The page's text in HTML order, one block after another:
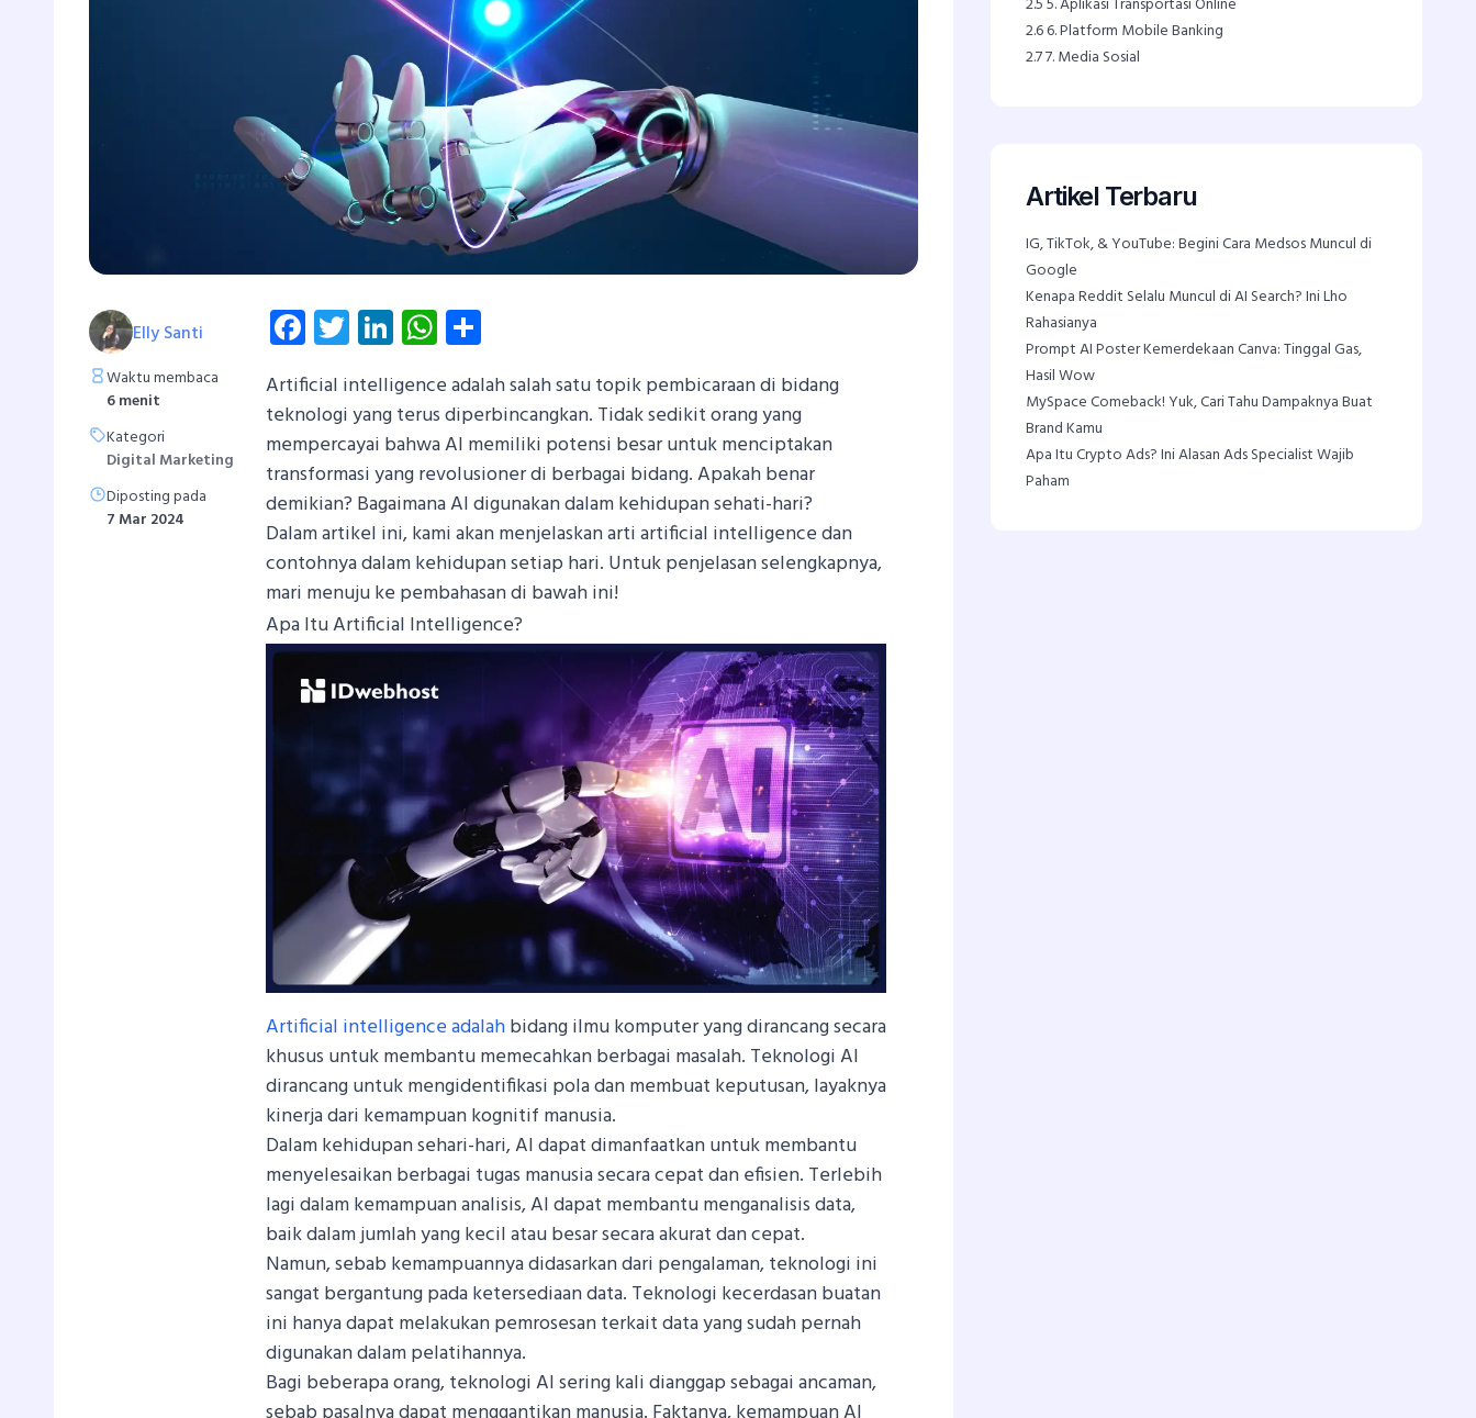
Elly Santi
Waktu membaca
6 menit
Kategori
Digital Marketing
Diposting pada
7 Mar 2024
Facebook
Twitter
LinkedInWhatsApp
Artificial intelligence adalah salah satu topik pembicaraan di bidang
teknologi yang terus diperbincangkan. Tidak sedikit orang yang
mempercayai bahwa AI memiliki potensi besar untuk menciptakan
transformasi yang revolusioner di berbagai bidang. Apakah benar
demikian? Bagaimana AI digunakan dalam kehidupan sehati-hari?
Dalam artikel ini, kami akan menjelaskan arti artificial intelligence dan
contohnya dalam kehidupan setiap hari. Untuk penjelasan selengkapnya,
mari menuju ke pembahasan di bawah ini!
Apa Itu Artificial Intelligence?
Artificial intelligence adalahbidang ilmu komputer yang dirancang secara
khusus untuk membantu memecahkan berbagai masalah. Teknologi AI
dirancang untuk mengidentifikasi pola dan membuat keputusan, layaknya
kinerja dari kemampuan kognitif manusia.
Dalam kehidupan sehari-hari, AI dapat dimanfaatkan untuk membantu
menyelesaikan berbagai tugas manusia secara cepat dan efisien. Terlebih
lagi dalam kemampuan analisis, AI dapat membantu menganalisis data,
baik dalam jumlah yang kecil atau besar secara akurat dan cepat.
Namun, sebab kemampuannya didasarkan dari pengalaman, teknologi ini
sangat bergantung pada ketersediaan data. Teknologi kecerdasan buatan
ini hanya dapat melakukan pemrosesan terkait data yang sudah pernah
digunakan dalam pelatihannya.
Bagi beberapa orang, teknologi AI sering kali dianggap sebagai ancaman,
2.66. Platform Mobile Banking
2.77. Media Sosial
Artikel Terbaru
IG, TikTok, & YouTube: Begini Cara Medsos Muncul di
Google
Kenapa Reddit Selalu Muncul di AI Search? Ini Lho
Rahasianya
Prompt AI Poster Kemerdekaan Canva: Tinggal Gas,
Hasil Wow
MySpace Comeback! Yuk, Cari Tahu Dampaknya Buat
Brand Kamu
Apa Itu Crypto Ads? Ini Alasan Ads Specialist Wajib
Paham